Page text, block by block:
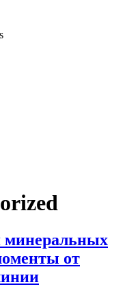
минеральных
от